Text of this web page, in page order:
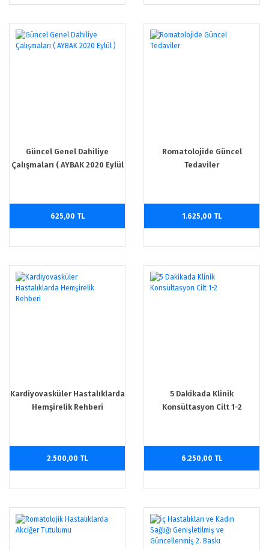
Güncel Genel Dahiliye
Çalışmaları ( AYBAK 2020 Eylül
625,00 TL
Romatolojide Güncel
Tedaviler
1.625,00 TL
Kardiyovasküler Hastalıklarda
Hemşirelik Rehberi
2.500,00 TL
5 Dakikada Klinik
Konsültasyon Cilt 1-2
6.250,00 TL